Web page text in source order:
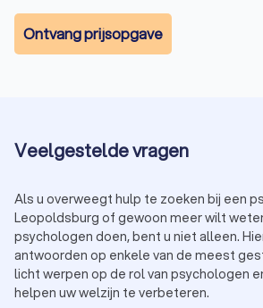
Ontvang prijsopgave
Veelgestelde vragen
Als u overweegt hulp te zoeken bij een
Leopoldsburg of gewoon meer wilt
psychologen doen, bent u niet alleen.
antwoorden op enkele van de meest
licht werpen op de rol van psychologen
helpen uw welzijn te verbeteren.